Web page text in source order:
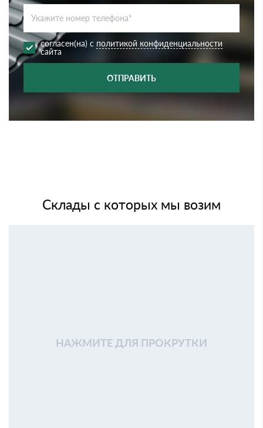
согласен(на) с политикой конфиденциальности
сайта
ОТПРАВИТЬ
Склады с которых мы возим
НАЖМИТЕ ДЛЯ ПРОКРУТКИ